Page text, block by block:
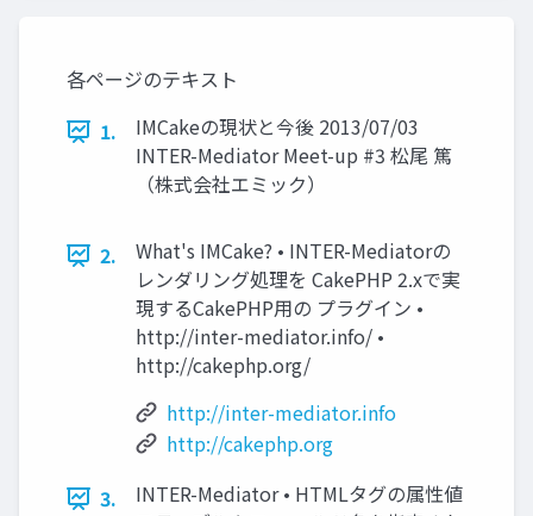
各ページのテキスト
1.
IMCakeの現状と今後 2013/07/03
INTER-Mediator Meet-up #3 松尾 篤
（株式会社エミック）
2.
What's IMCake? • INTER-Mediatorの
レンダリング処理を CakePHP 2.xで実
現するCakePHP用の プラグイン •
http://inter-mediator.info/ •
http://cakephp.org/
http://inter-mediator.info
http://cakephp.org
3.
INTER-Mediator • HTMLタグの属性値